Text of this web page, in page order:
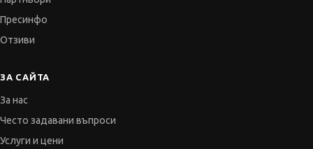
Пресинфо
Отзиви
ЗА САЙТА
За нас
Често задавани въпроси
Услуги и цени